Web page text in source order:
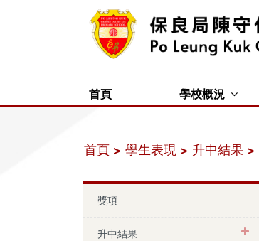
首頁 學校概況
首頁 > 學生表現 > 升中結果 >
獎項
升中結果